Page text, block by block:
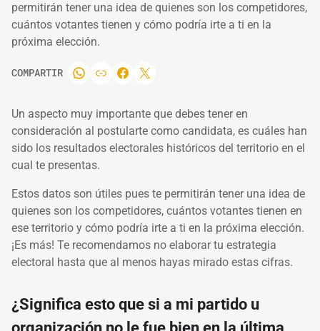
permitirán tener una idea de quienes son los competidores,
cuántos votantes tienen y cómo podría irte a ti en la
próxima elección.
COMPARTIR
Un aspecto muy importante que debes tener en
consideración al postularte como candidata, es cuáles han
sido los resultados electorales históricos del territorio en el
cual te presentas.
Estos datos son útiles pues te permitirán tener una idea de
quienes son los competidores, cuántos votantes tienen en
ese territorio y cómo podría irte a ti en la próxima elección.
¡Es más! Te recomendamos no elaborar tu estrategia
electoral hasta que al menos hayas mirado estas cifras.
¿Significa esto que si a mi partido u
organización no le fue bien en la última